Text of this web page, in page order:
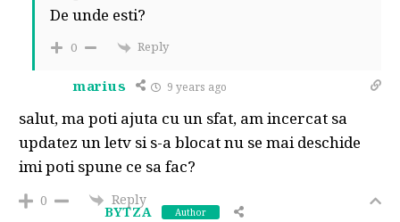
De unde esti?
0 Reply
marius 9 years ago
salut, ma poti ajuta cu un sfat, am incercat sa
updatez un letv si s-a blocat nu se mai deschide
imi poti spune ce sa fac?
0 Reply
BYTZA Author